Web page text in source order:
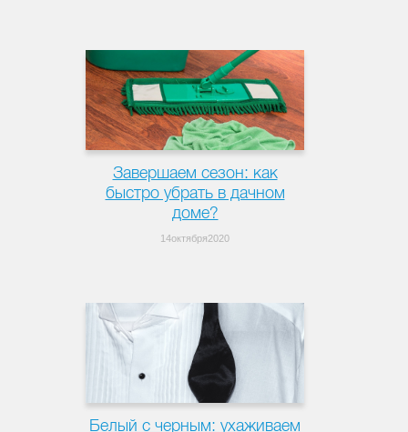
Завершаем сезон: как
быстро убрать в дачном
доме?
14октября2020
Белый с черным: ухаживаем